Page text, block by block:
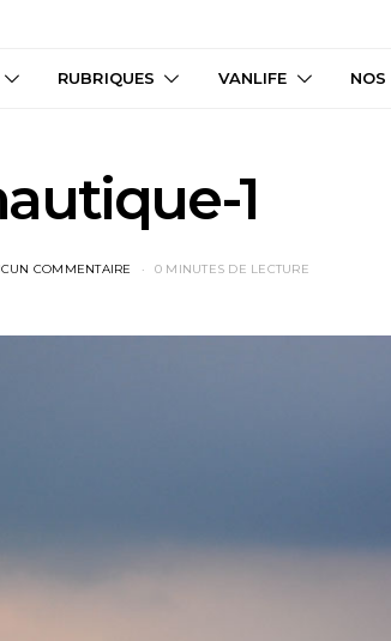
RUBRIQUES VANLIFE NOS
1
COMMENTAIRE 0 MINUTES DE LECTURE